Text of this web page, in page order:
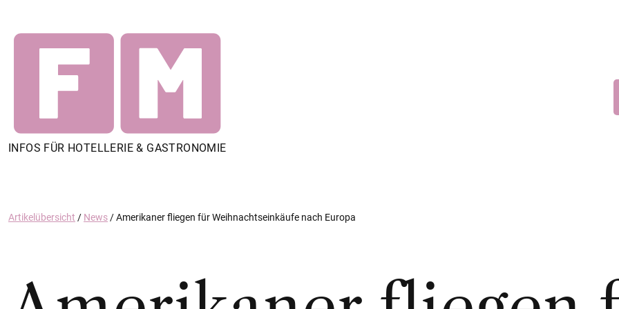
INFOS FÜR HOTELLERIE & GASTRONOMIE
Artikelübersicht / News /Amerikaner fliegen für Weihnachtseinkäufe nach Europa